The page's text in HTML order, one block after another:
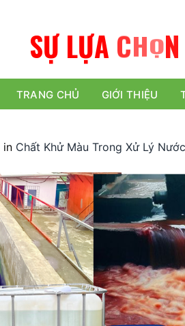
SỰ LỰA CHỌN
TRANG CHỦ GIỚI THIỆU
in Chất Khử Màu Trong Xử Lý